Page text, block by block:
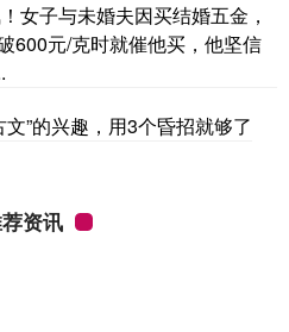
女子与未婚夫因买结婚五金，
600元/克时就催他买，他坚信
”的兴趣，用3个昏招就够了
资讯